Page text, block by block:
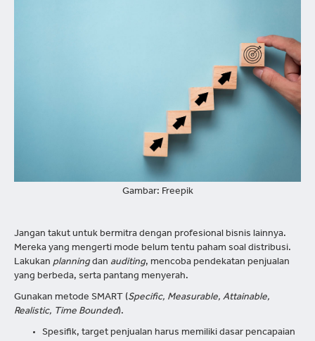
Gambar: Freepik
Jangan takut untuk bermitra dengan profesional bisnis lainnya.
Mereka yang mengerti mode belum tentu paham soal distribusi.
Lakukan planningdan auditing, mencoba pendekatan penjualan
yang berbeda, serta pantang menyerah.
Gunakan metode SMART (Specific, Measurable, Attainable,
Realistic, Time Bounded).
Spesifik, target penjualan harus memiliki dasar pencapaian